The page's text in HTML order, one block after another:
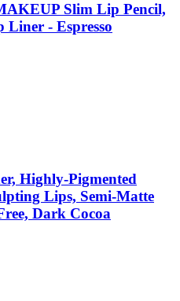
Slim Lip Pencil,
- Espresso
Highly-Pigmented
Lips, Semi-Matte
Dark Cocoa